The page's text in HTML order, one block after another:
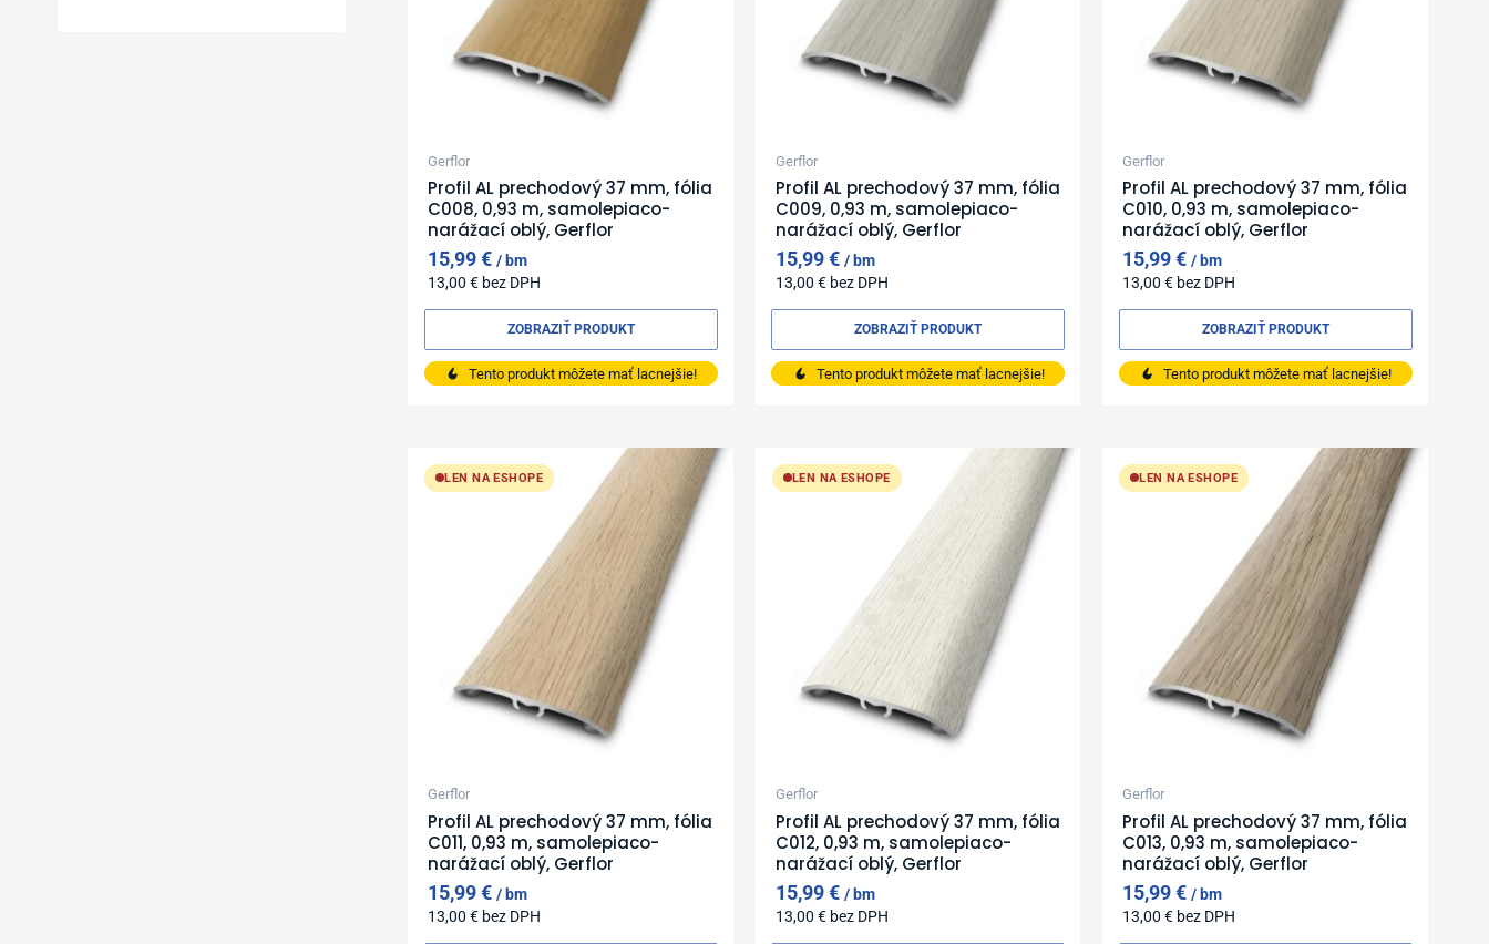
Gerflor
Profil AL prechodový 37 mm, fólia
C008, 0,93 m, samolepiaco-
narážací oblý, Gerflor
15,99€ bm
13,00€ bez DPH
Tento produkt môžete mať lacnejšie!
ZOBRAZIŤ PRODUKT
Gerflor
Profil AL prechodový 37 mm, fólia
C009, 0,93 m, samolepiaco-
narážací oblý, Gerflor
15,99€ bm
13,00 €bez DPH
Tento produkt môžete mať lacnejšie!
ZOBRAZIŤ PRODUKT
Gerflor
Profil AL prechodový 37 mm, fólia
C010, 0,93 m, samolepiaco-
narážací oblý, Gerflor
15,99€ bm
13,00€ bez DPH
Tento produkt môžete mať lacnejšie!
ZOBRAZIŤ PRODUKT
LEN NA ESHOPE
Gerflor
Profil AL prechodový 37 mm, fólia
C011, 0,93 m, samolepiaco-
narážací oblý, Gerflor
15,99€ bm
13,00€ bez DPH
LEN NA ESHOPE
Gerflor
Profil AL prechodový 37 mm, fólia
C012, 0,93 m, samolepiaco-
narážací oblý, Gerflor
15,99€ bm
13,00 €bez DPH
LEN NA ESHOPE
Gerflor
Profil AL prechodový 37 mm, fólia
C013, 0,93 m, samolepiaco-
narážací oblý, Gerflor
15,99€ bm
13,00€ bez DPH